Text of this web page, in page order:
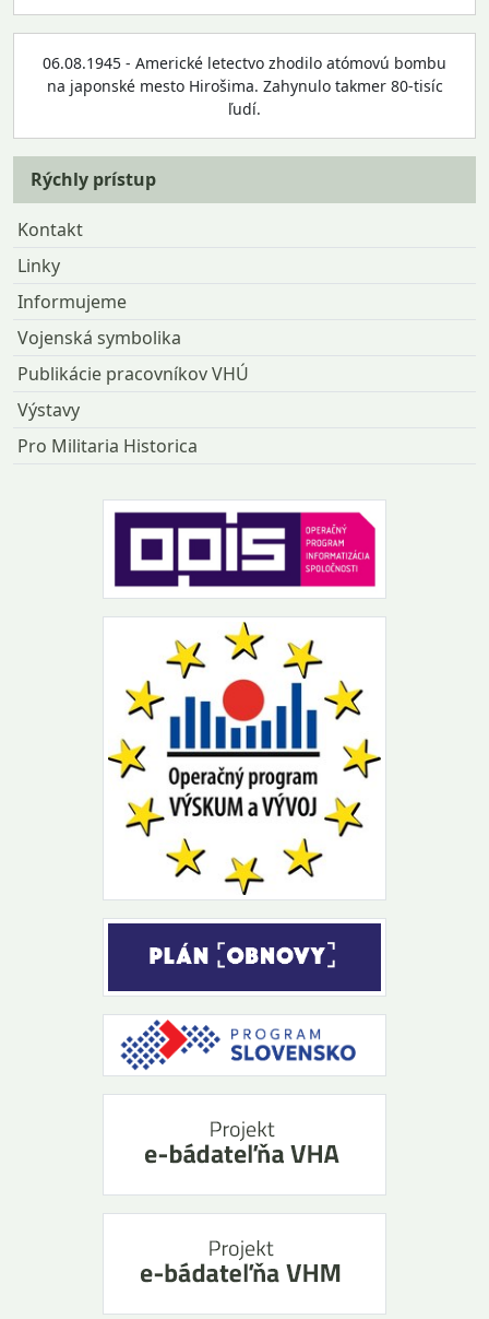
06.08.1945 - Americké letectvo zhodilo atómovú bombu
na japonské mesto Hirošima. Zahynulo takmer 80-tisíc
ľudí.
Rýchly prístup
Kontakt
Linky
Informujeme
Vojenská symbolika
Publikácie pracovníkov VHÚ
Výstavy
Pro Militaria Historica